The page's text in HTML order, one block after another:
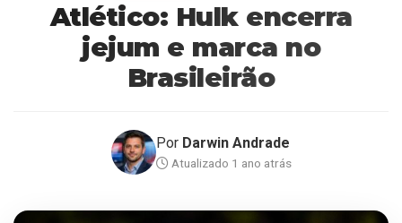
Atlético: Hulk encerra
jejum e marca no
Brasileirão
Por Darwin Andrade
Atualizado 1 ano atrás